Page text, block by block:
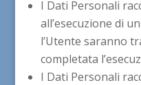
I Dati Personali
all’esecuzione di
l’Utente saranno
completata
I Dati Personali